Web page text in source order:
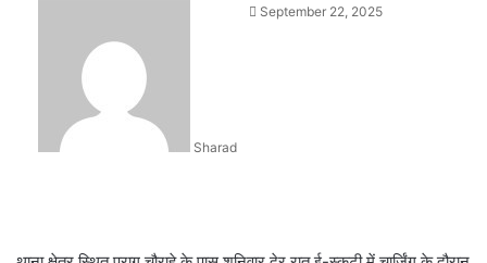
Sharad
SendSeptember 22, 2025